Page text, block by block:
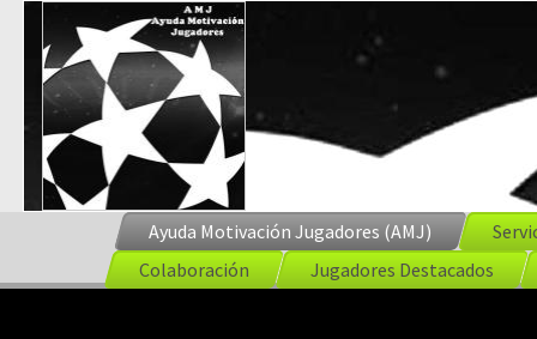
Ayuda Motivación Jugadores (AMJ)
Colaboración
Jugadores Destacados